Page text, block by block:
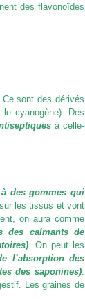
des flavonoïdes
Ce sont des dérivés
le cyanogène). Des
à celle-
des gommes qui
les tissus et vont
on aura comme
des calmants de
. On peut les
l’absorption des
des saponines)
Les graines de